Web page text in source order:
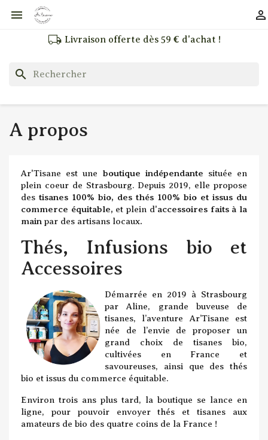
 
local_shipping Livraison offerte dès 59 € d'achat !
search
A propos
Ar'Tisane est une boutique indépendante située en
plein coeur de Strasbourg. Depuis 2019, elle propose
des tisanes 100% bio, des thés 100% bio et issus du
commerce équitable, et plein d'accessoires faits à la
main par des artisans locaux.
Thés, Infusions bio et
Accessoires
Démarrée en 2019 à Strasbourg
par Aline, grande buveuse de
tisanes, l’aventure Ar’Tisane est
née de l’envie de proposer un
grand choix de tisanes bio,
cultivées en France et
savoureuses, ainsi que des thés
bio et issus du commerce équitable.
Environ trois ans plus tard, la boutique se lance en
ligne, pour pouvoir envoyer thés et tisanes aux
amateurs de bio des quatre coins de la France !